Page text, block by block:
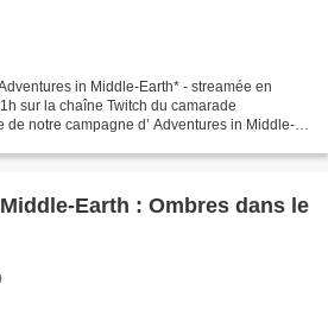
in Middle-Earth* - streamée en
sur la chaîne Twitch du camarade
de notre campagne d’ Adventures in Middle-
Earth : Ombres dans le